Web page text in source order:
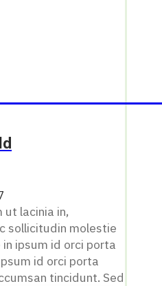
ut lacinia in,
sollicitudin molestie
ipsum id orci porta
id orci porta
tincidunt. Sed